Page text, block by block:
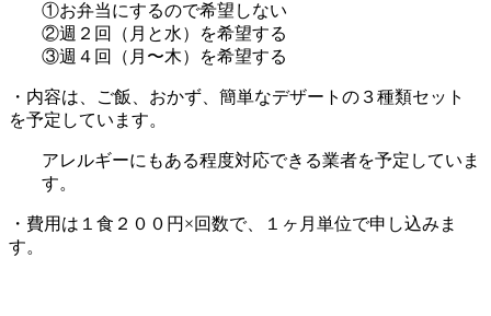
①お弁当にするので希望しない
②週２回（月と水）を希望する
③週４回（月〜木）を希望する
・内容は、ご飯、おかず、簡単なデザートの３種類セット
を予定しています。
アレルギーにもある程度対応できる業者を予定していま
す。
・費用は１食２００円×回数で、１ヶ月単位で申し込みま
す。